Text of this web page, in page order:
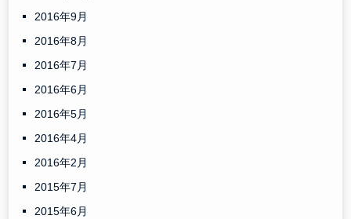
2016年9月
2016年8月
2016年7月
2016年6月
2016年5月
2016年4月
2016年2月
2015年7月
2015年6月